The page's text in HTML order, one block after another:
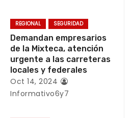
REGIONAL SEGURIDAD
Demandan empresarios
de la Mixteca, atención
urgente a las carreteras
locales y federales
Oct 14, 2024
Informativo6y7